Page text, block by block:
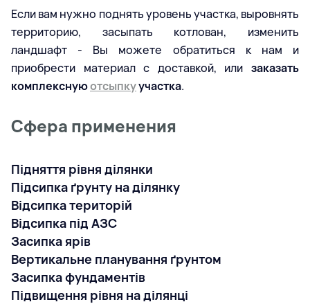
Если вам нужно поднять уровень участка, выровнять
территорию, засыпать котлован, изменить
ландшафт - Вы можете обратиться к нам и
приобрести материал с доставкой, или заказать
комплекснуюотсыпкуучастка.
Сфера применения
Підняття рівня ділянки
Підсипка ґрунту на ділянку
Відсипка територій
Відсипка під АЗС
Засипка ярів
Вертикальне планування ґрунтом
Засипка фундаментів
Підвищення рівня на ділянці